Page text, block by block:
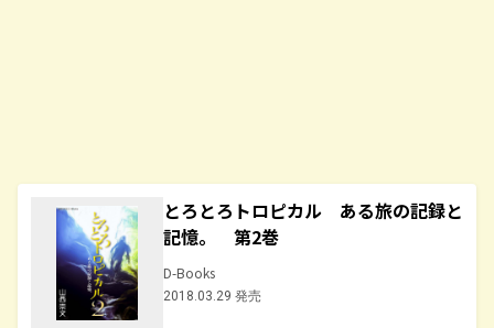
とろとろトロピカル ある旅の記録と
記憶。 第2巻
D-Books
2018.03.29 発売